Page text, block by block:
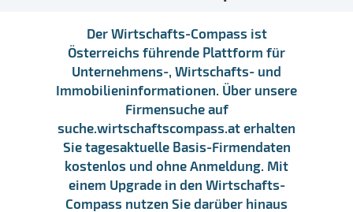
Der Wirtschafts-Compass ist
Österreichs führende Plattform für
Unternehmens-, Wirtschafts- und
Immobilieninformationen. Über unsere
Firmensuche auf
suche.wirtschaftscompass.at erhalten
Sie tagesaktuelle Basis-Firmendaten
kostenlos und ohne Anmeldung. Mit
einem Upgrade in den Wirtschafts-
Compass nutzen Sie darüber hinaus